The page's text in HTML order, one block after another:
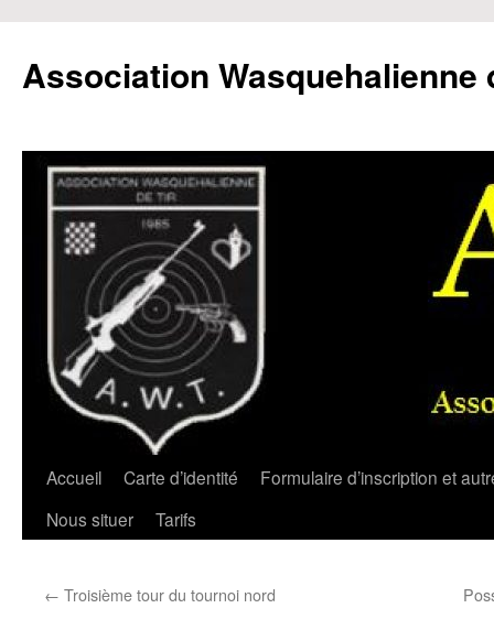
contenu
Association Wasquehalienne
Accueil Carte d’identité
Formulaire d’inscription et
Nous situer
Tarifs
← Troisième tour du tournoi nord